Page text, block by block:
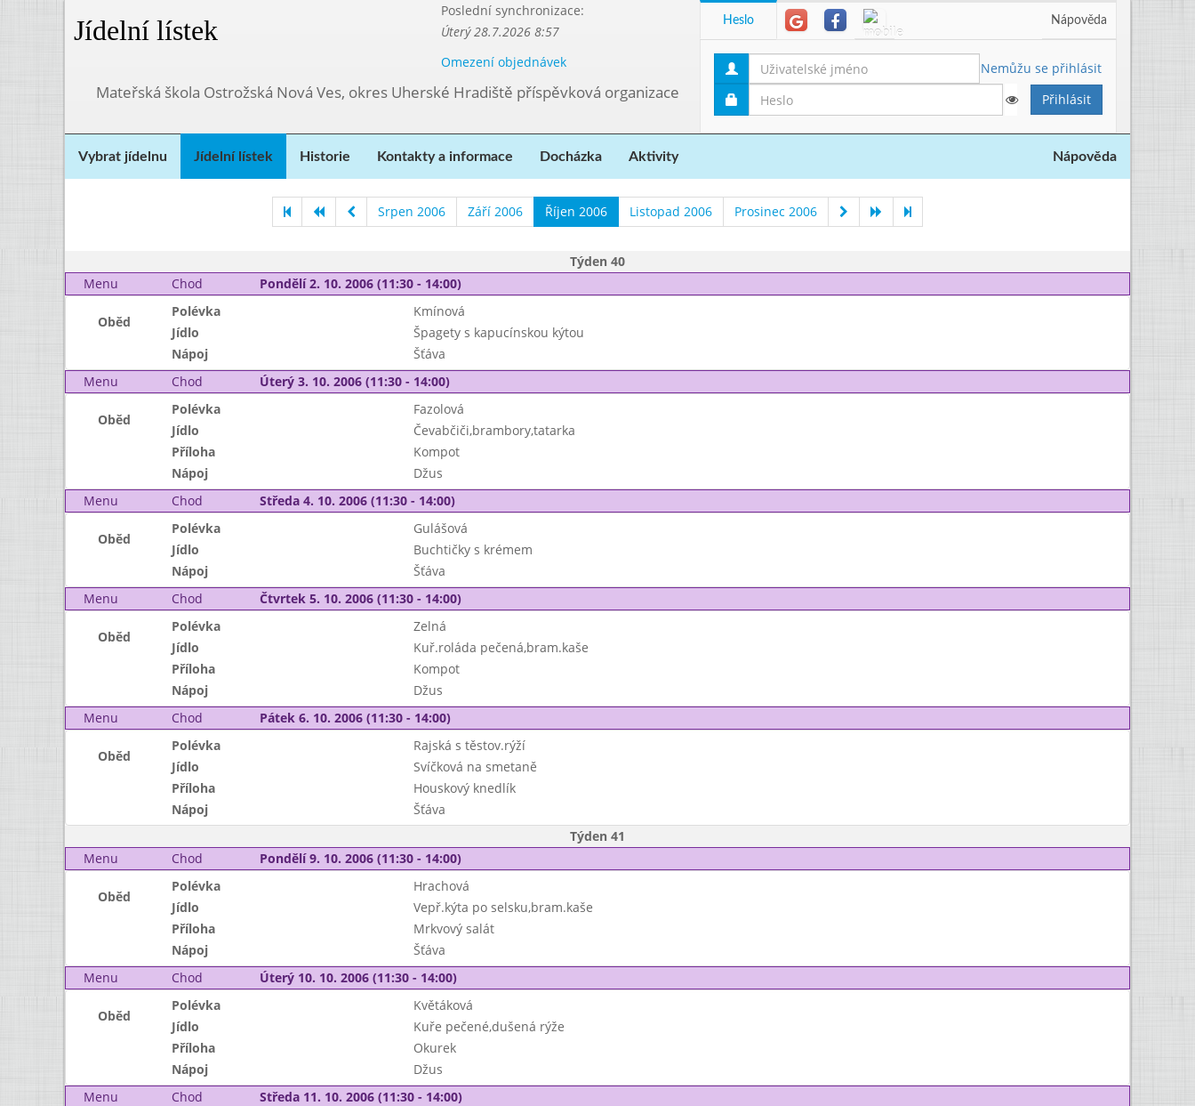
Jídelní lístek
Poslední synchronizace:
Úterý 28.7.2026 8:57
Omezení objednávek
Mateřská škola Ostrožská Nová Ves, okres Uherské Hradiště příspěvková organizace
Heslo Nápověda
Nemůžu se přihlásit
Vybrat jídelnu Jídelní lístek Historie Kontakty a informace Docházka Aktivity Nápověda
Srpen 2006 Září 2006 Říjen 2006 Listopad 2006 Prosinec 2006
Týden 40
Menu
Chod Pondělí 2. 10. 2006 (11:30 - 14:00)
Oběd
Polévka
Kmínová
Jídlo
Špagety s kapucínskou kýtou
Nápoj
Šťáva
Menu
Chod Úterý 3. 10. 2006 (11:30 - 14:00)
Oběd
Polévka
Fazolová
Jídlo
Čevabčiči,brambory,tatarka
Příloha
Kompot
Nápoj
Džus
Menu
Chod Středa 4. 10. 2006 (11:30 - 14:00)
Oběd
Polévka
Gulášová
Jídlo
Buchtičky s krémem
Nápoj
Šťáva
Menu
Chod Čtvrtek 5. 10. 2006 (11:30 - 14:00)
Oběd
Polévka
Zelná
Jídlo
Kuř.roláda pečená,bram.kaše
Příloha
Kompot
Nápoj
Džus
Menu
Chod Pátek 6. 10. 2006 (11:30 - 14:00)
Oběd
Polévka
Rajská s těstov.rýží
Jídlo
Svíčková na smetaně
Příloha
Houskový knedlík
Nápoj
Šťáva
Týden 41
Menu
Chod Pondělí 9. 10. 2006 (11:30 - 14:00)
Oběd
Polévka
Hrachová
Jídlo
Vepř.kýta po selsku,bram.kaše
Příloha
Mrkvový salát
Nápoj
Šťáva
Menu
Chod Úterý 10. 10. 2006 (11:30 - 14:00)
Oběd
Polévka
Květáková
Jídlo
Kuře pečené,dušená rýže
Příloha
Okurek
Nápoj
Džus
Menu
Chod Středa 11. 10. 2006 (11:30 - 14:00)